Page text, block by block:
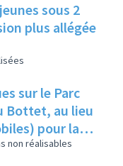
sous 2
plus allégée
sur le Parc
Bottet, au lieu
pour la
non réalisables